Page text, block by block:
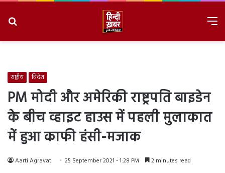
राष्ट्रीय विदेश
PM मोदी और अमेरिकी राष्ट्रपति बाइडेन
के बीच व्हाइट हाउस में पहली मुलाकात
में हुआ काफी हंसी-मजाक
Aarti Agravat 25 September 2021 - 1:28 PM 2 minutes read